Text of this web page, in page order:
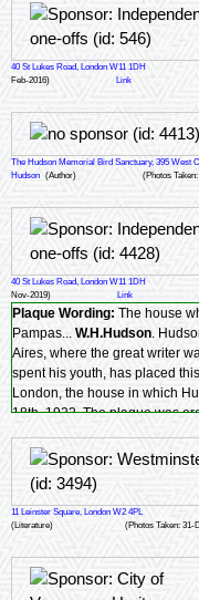
40 St Lukes Road, London W11 1DH
Feb-2016)
Link
The Hudson Memorial Bird Sanctuary, 395 West
Hudson (Author) (Photos
40 St Lukes Road, London W11 1DH
Nov-2019)
Link
Plaque Wording: The house
Pampas... W.H.Hudson.
Aires, where the great writer
spent his youth, has placed
London, the house in which
18th, 1922. The plaque was
11 Leinster Square, London W2 4PL
(Literature)
(Photos Taken: 31-